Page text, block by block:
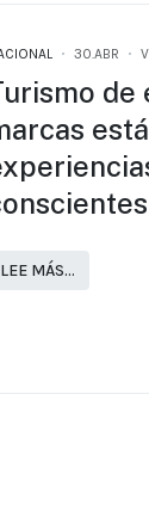
30.ABR
de
LEE MÁS…